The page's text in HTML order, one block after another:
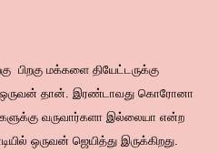
மக்களை தியேட்டருக்கு
ஒருவன் தான். இரண்டாவது கொரோனா
வருவார்களா இல்லையா என்ற
ஒருவன் ஜெயித்து இருக்கிறது.